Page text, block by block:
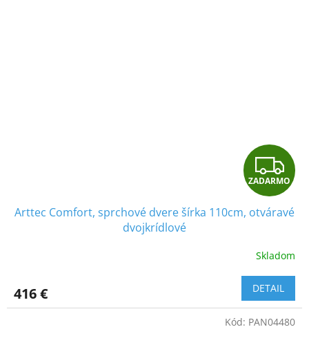
Z
A
D
A
R
M
ZADARMO
Arttec Comfort, sprchové dvere šírka 110cm, otváravé
dvojkrídlové
Skladom
416 € DETAIL
Kód: PAN04480